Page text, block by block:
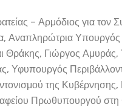
– Αρμόδιος για τον
Αναπληρώτρια Υπουργός
Θράκης, Γιώργος
της Κυβέρνησης,
Πρωθυπουργού στη